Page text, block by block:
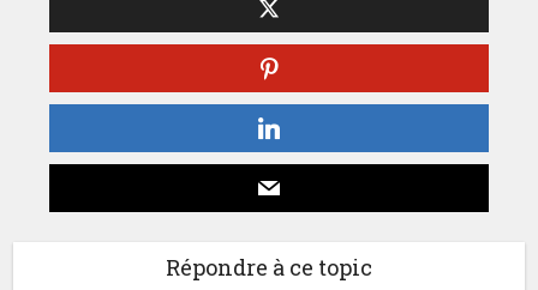
Répondre à ce topic